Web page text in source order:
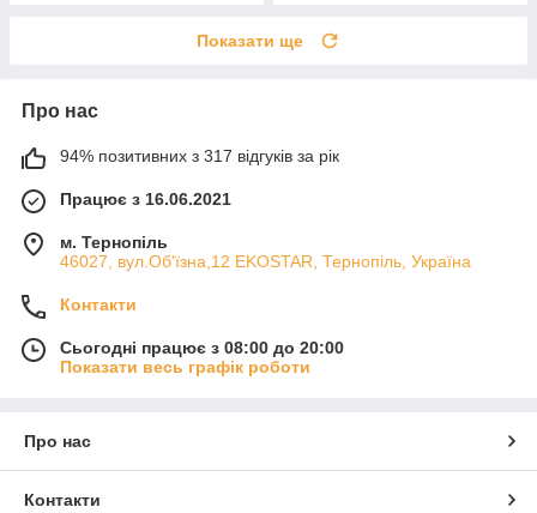
Показати ще
Про нас
94% позитивних з 317 відгуків за рік
Працює з 16.06.2021
м. Тернопіль
46027, вул.Об'їзна,12 EKOSTAR, Тернопіль, Україна
Контакти
Сьогодні працює з 08:00 до 20:00
Показати весь графік роботи
Про нас
Контакти